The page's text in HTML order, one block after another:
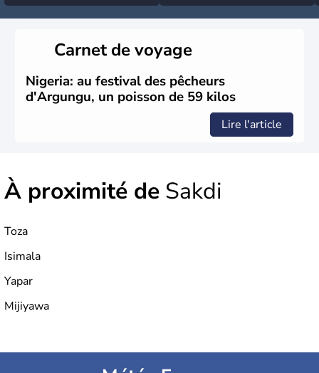
Carnet de voyage
Nigeria: au festival des pêcheurs
d'Argungu, un poisson de 59 kilos
Lire l'article
À proximité de Sakdi
Toza
Isimala
Yapar
Mijiyawa